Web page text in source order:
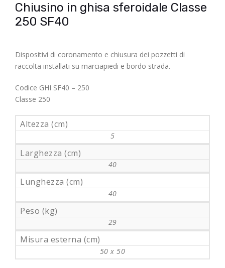
Chiusino in ghisa sferoidale Classe
250 SF40
Dispositivi di coronamento e chiusura dei pozzetti di
raccolta installati su marciapiedi e bordo strada.
Codice GHI SF40 – 250
Classe 250
Altezza (cm)
5
Larghezza (cm)
40
Lunghezza (cm)
40
Peso (kg)
29
Misura esterna (cm)
50 x 50